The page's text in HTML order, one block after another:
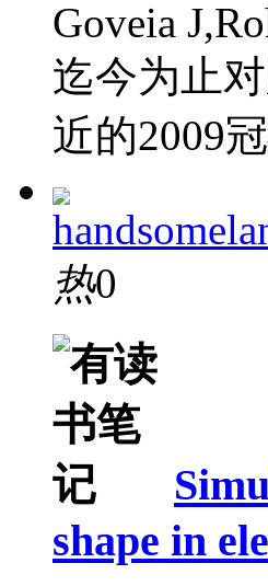
Goveia
迄今为止
近的2009
热0
shape in